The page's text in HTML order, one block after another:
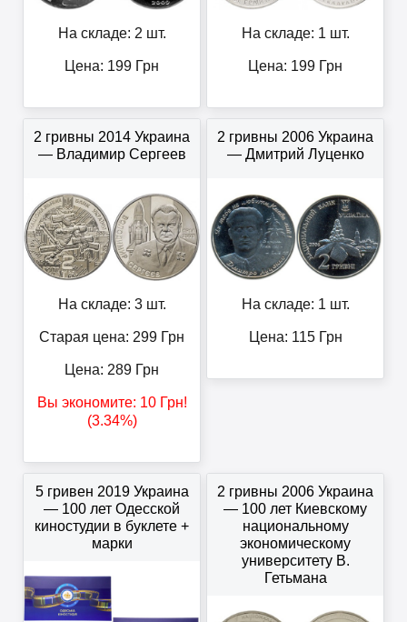
На складе: 2 шт.
Цена: 199 Грн
На складе: 1 шт.
Цена: 199 Грн
2 гривны 2014 Украина
— Владимир Сергеев
На складе: 3 шт.
Старая цена: 299 Грн
Цена: 289 Грн
Вы экономите: 10Грн!
(3.34%)
2 гривны 2006 Украина
— Дмитрий Луценко
На складе: 1 шт.
Цена: 115Грн
5 гривен 2019 Украина
— 100 лет Одесской
киностудии в буклете +
марки
2 гривны 2006 Украина
— 100 лет Киевскому
национальному
экономическому
университету В.
Гетьмана